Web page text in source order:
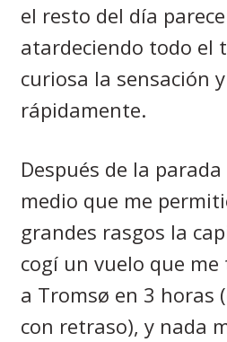
el resto del día
atardeciendo todo el
curiosa la sensación
rápidamente.
Después de la parada
medio que me
grandes rasgos la
cogí un vuelo que
a Tromsø en 3 horas
con retraso), y nada